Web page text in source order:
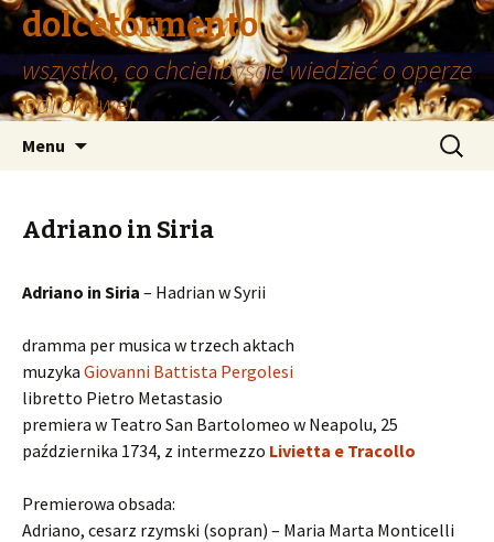
dolcetormento
wszystko, co chcielibyście wiedzieć o operze
barokowej
Menu Szukaj:
Adriano in Siria
Adriano in Siria – Hadrian w Syrii
dramma per musica w trzech aktach
muzyka Giovanni Battista Pergolesi
libretto Pietro Metastasio
premiera w Teatro San Bartolomeo w Neapolu, 25
października 1734, z intermezzo Livietta e Tracollo
Premierowa obsada:
Adriano, cesarz rzymski (sopran) – Maria Marta Monticelli